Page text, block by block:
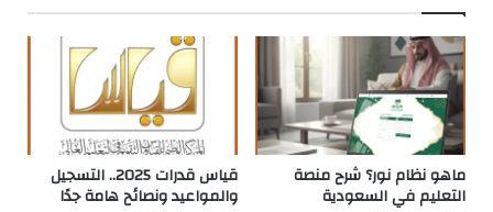
ماهو نظام نور؟ شرح منصة
التعليم في السعودية
قياس قدرات 2025.. التسجيل
والمواعيد ونصائح هامة جدًا